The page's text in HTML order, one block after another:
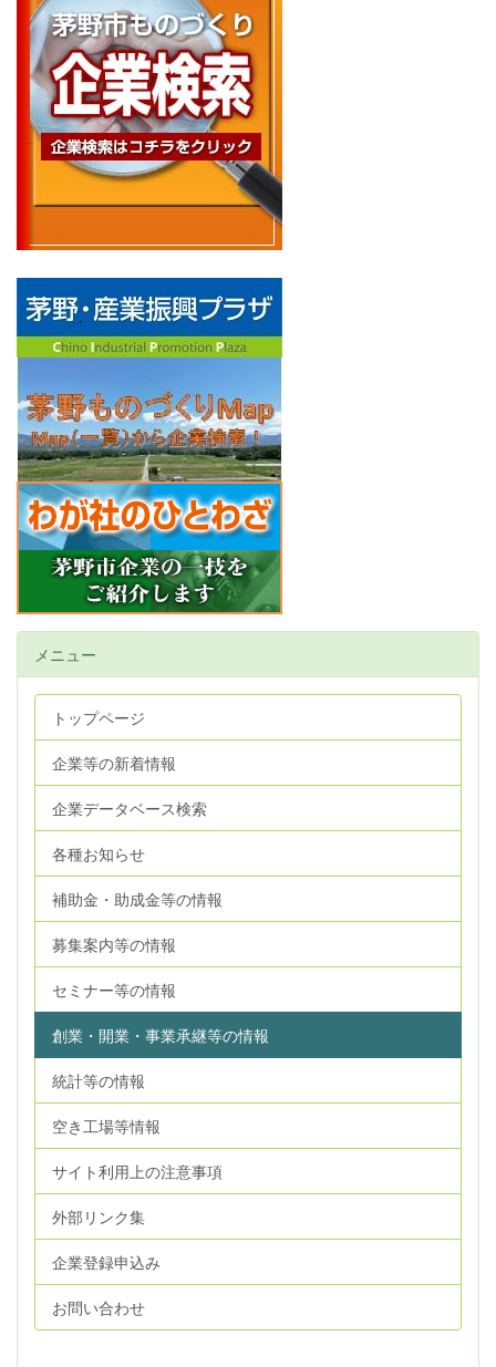
メニュー
トップページ
企業等の新着情報
企業データベース検索
各種お知らせ
補助金・助成金等の情報
募集案内等の情報
セミナー等の情報
創業・開業・事業承継等の情報
統計等の情報
空き工場等情報
サイト利用上の注意事項
外部リンク集
企業登録申込み
お問い合わせ